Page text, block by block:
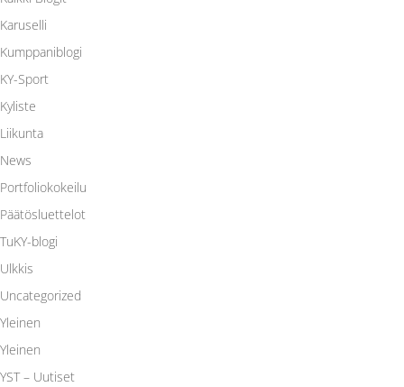
Karuselli
Kumppaniblogi
KY-Sport
Kyliste
Liikunta
News
Portfoliokokeilu
Päätösluettelot
TuKY-blogi
Ulkkis
Uncategorized
Yleinen
Yleinen
YST – Uutiset